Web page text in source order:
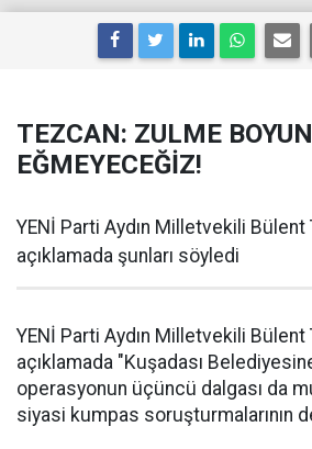
TEZCAN: ZULME
EĞMEYECEĞİZ!
YENİ Parti Aydın Milletvekili Bülent
açıklamada şunları söyledi
YENİ Parti Aydın Milletvekili Bülent
açıklamada "Kuşadası
operasyonun üçüncü dalgası da
siyasi kumpas soruşturmalarının